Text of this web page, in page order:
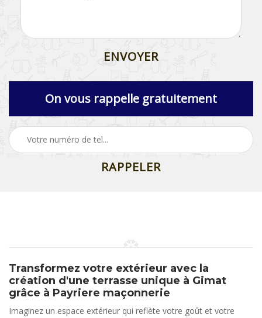
On vous rappelle gratuitement
Transformez votre extérieur avec la
création d'une terrasse unique à Gimat
grâce à Payriere maçonnerie
Imaginez un espace extérieur qui reflète votre goût et votre